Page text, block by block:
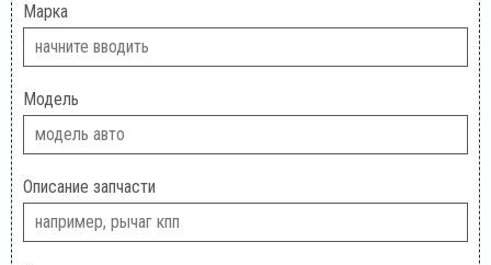
Марка
Модель
Описание запчасти